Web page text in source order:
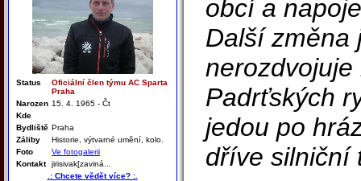
Status
Oficiální člen týmu AC Sparta
Praha
Narozen 15. 4. 1965 - Čt
Kde
Bydliště Praha
Záliby
Historie, výtvarné umění, kolo.
Foto
Ve fotogalerii
Kontakt jirisivak[zaviná...
.: Chcete vědět více? :.
obcí a
Další změna
Padrťských
jedou po
dříve silniční